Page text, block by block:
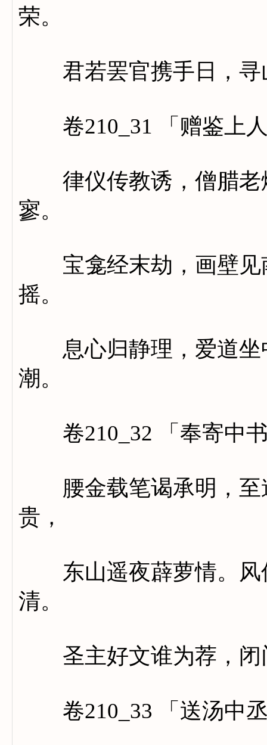
荣。
君若罢官携手日，寻
卷210_31 「赠鉴上人
律仪传教诱，僧腊老
寥。
宝龛经末劫，画壁见
摇。
息心归静理，爱道坐
潮。
卷210_32 「奉寄中书
腰金载笔谒承明，至
贵，
东山遥夜薜萝情。风
清。
圣主好文谁为荐，闭
卷210_33 「送汤中丞